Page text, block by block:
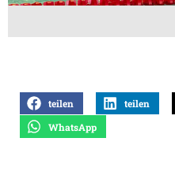
teilen teilen
WhatsApp